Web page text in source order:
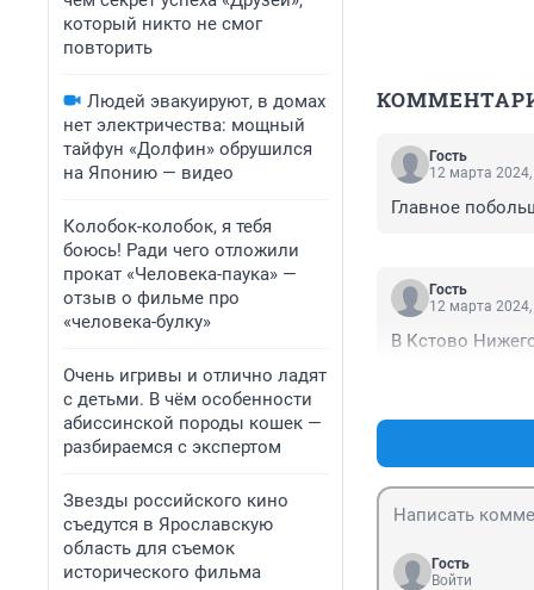
который никто не смог
повторить
Людей эвакуируют, в домах
нет электричества: мощный
тайфун «Долфин» обрушился
на Японию — видео
Колобок-колобок, я тебя
боюсь! Ради чего отложили
прокат «Человека-паука» —
отзыв о фильме про
«человека-булку»
Очень игривы и отлично ладят
с детьми. В чём особенности
абиссинской породы кошек —
разбираемся с экспертом
Звезды российского кино
съедутся в Ярославскую
область для съемок
исторического фильма
Гость
12 марта
Главное
Гость
12 марта
В Кстово
Гость
Войти